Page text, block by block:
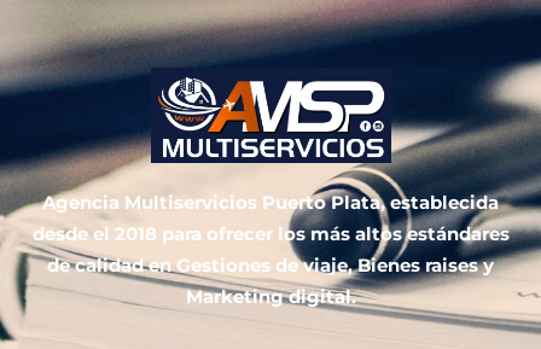
Agencia Multiservicios Puerto Plata, establecida
desde el 2018 para ofrecer los más altos estándares
de calidad en Gestiones de viaje, Bienes raises y
Marketing digital.